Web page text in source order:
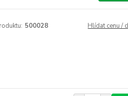
500028 Hlídat cenu /